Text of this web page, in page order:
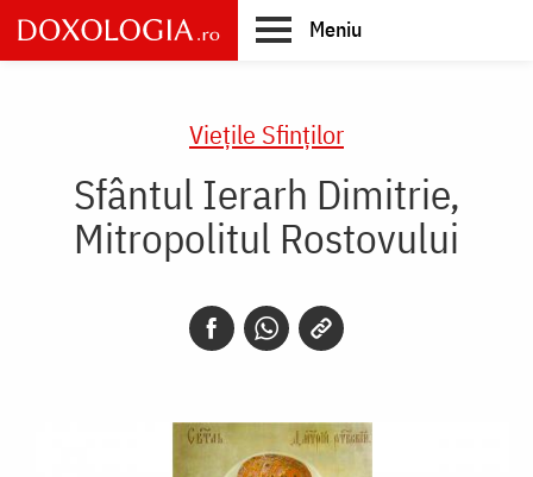
Skip
to
main
Meniu
Vieţile Sfinţilor
Sfântul Ierarh Dimitrie,
Mitropolitul Rostovului